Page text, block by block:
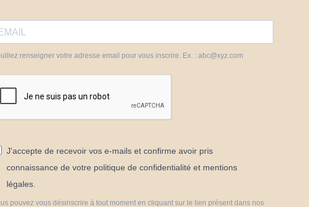
renseigner votre adresse email pour vous inscrire. Ex. : abc@xyz.com
J'accepte de recevoir vos e-mails et confirme avoir pris
connaissance de votre politique de confidentialité et mentions
légales.
pouvez vous désinscrire à tout moment en cliquant sur le lien présent dans nos